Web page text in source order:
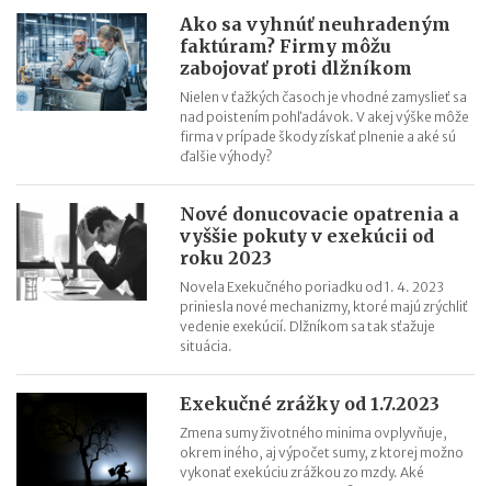
2016
Môže podnikať trestne stíhaná alebo odsúdená osoba?
Kto môže zastupovať zamestnancov a aké je jeho postavenie?
Podnikanie popri zamestnaní
Aký je vzťah medzi podnikaním a bezpodielovým
spoluvlastníctvom manželov?
Ako sa vyhnúť neuhradeným
faktúram? Firmy môžu
zabojovať proti dlžníkom
Nielen v ťažkých časoch je vhodné zamyslieť sa
nad poistením pohľadávok. V akej výške môže
firma v prípade škody získať plnenie a aké sú
ďalšie výhody?
Nové donucovacie opatrenia a
vyššie pokuty v exekúcii od
roku 2023
Novela Exekučného poriadku od 1. 4. 2023
priniesla nové mechanizmy, ktoré majú zrýchliť
vedenie exekúcií. Dlžníkom sa tak sťažuje
situácia.
Exekučné zrážky od 1.7.2023
Zmena sumy životného minima ovplyvňuje,
okrem iného, aj výpočet sumy, z ktorej možno
vykonať exekúciu zrážkou zo mzdy. Aké